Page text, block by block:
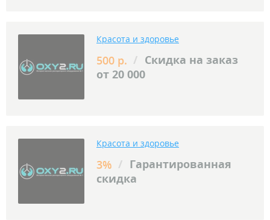
Красота и здоровье
500 р. / Скидка на заказ
от 20 000
Красота и здоровье
3% / Гарантированная
скидка